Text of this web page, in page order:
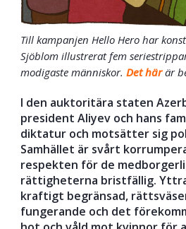
Till kampanjen Hello Hero har
Sjöblom illustrerat fem
modigaste människor. Det härär
I den auktoritära staten
president Aliyev och hans
diktatur och motsätter sig
Samhället är svårt
respekten för de
rättigheterna bristfällig.
kraftigt begränsad,
fungerande och det